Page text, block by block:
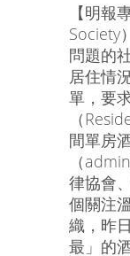
【明報
Society
問題的
居住情
單，要
（
間單房
（
律協會
個關注
織，昨
最」的